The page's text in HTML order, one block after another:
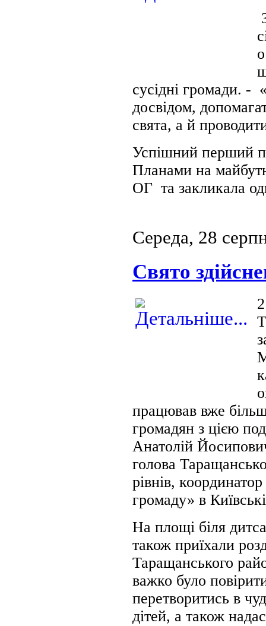
сусідні громади. -
досвідом,
свята, а й
Успішний перший
Планами на
ОГ та закликала
Середа, 28
Свято
працював вже
громадян з цією
Анатолій
голова
рівнів,
громаду» в
На площі біля
також приїхали
Таращанського
важко було
перетворитись в
дітей, а також